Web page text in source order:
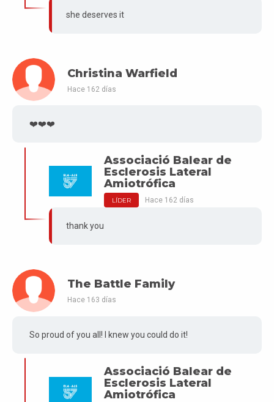
she deserves it
Christina Warfield
Hace 162 días
❤️❤️❤️
Associació Balear de
Esclerosis Lateral
Amiotrófica
LÍDER Hace 162 días
thank you
The Battle Family
Hace 163 días
So proud of you all! I knew you could do it!
Associació Balear de
Esclerosis Lateral
Amiotrófica